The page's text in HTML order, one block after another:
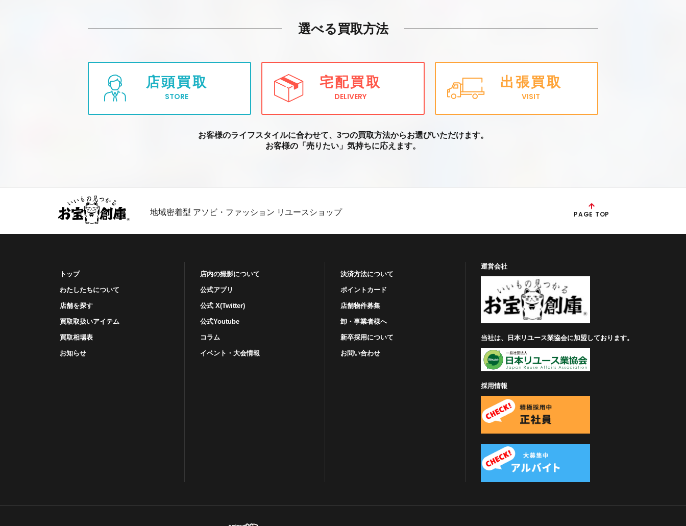
選べる買取方法
店頭買取
STORE
宅配買取
DELIVERY
出張買取
VISIT
お客様のライフスタイルに合わせて、3つの買取方法からお選びいただけます。
お客様の「売りたい」気持ちに応えます。
地域密着型 アソビ・ファッション リユースショップ PAGE TOP
トップ
わたしたちについて
店舗を探す
買取取扱いアイテム
買取相場表
お知らせ
店内の撮影について
公式アプリ
公式 X(Twitter)
公式Youtube
コラム
イベント・⼤会情報
決済方法について
ポイントカード
店舗物件募集
卸・事業者様へ
新卒採用について
お問い合わせ
運営会社
当社は、日本リユース業協会に加盟しております。
採用情報